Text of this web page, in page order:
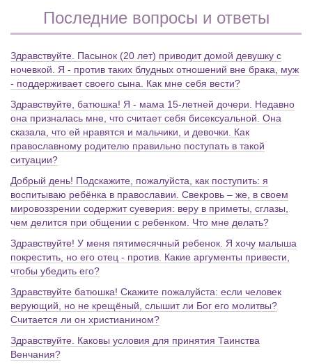
Последние вопросы и ответы
Здравствуйте. Пасынок (20 лет) приводит домой девушку с
ночевкой. Я - против таких блудных отношений вне брака, муж
- поддерживает своего сына. Как мне себя вести?
Здравствуйте, батюшка! Я - мама 15-летней дочери. Недавно
она призналась мне, что считает себя бисексуальной. Она
сказала, что ей нравятся и мальчики, и девочки. Как
православному родителю правильно поступать в такой
ситуации?
Добрый день! Подскажите, пожалуйста, как поступить: я
воспитываю ребёнка в православии. Свекровь – же, в своем
мировоззрении содержит суеверия: веру в приметы, сглазы,
чем делится при общении с ребенком. Что мне делать?
Здравствуйте! У меня пятимесячный ребенок. Я хочу малыша
покрестить, но его отец - против. Какие аргументы привести,
чтобы убедить его?
Здравствуйте батюшка! Скажите пожалуйста: если человек
верующий, но не крещёный, слышит ли Бог его молитвы?
Считается ли он христианином?
Здравствуйте. Каковы условия для принятия Таинства
Венчания?